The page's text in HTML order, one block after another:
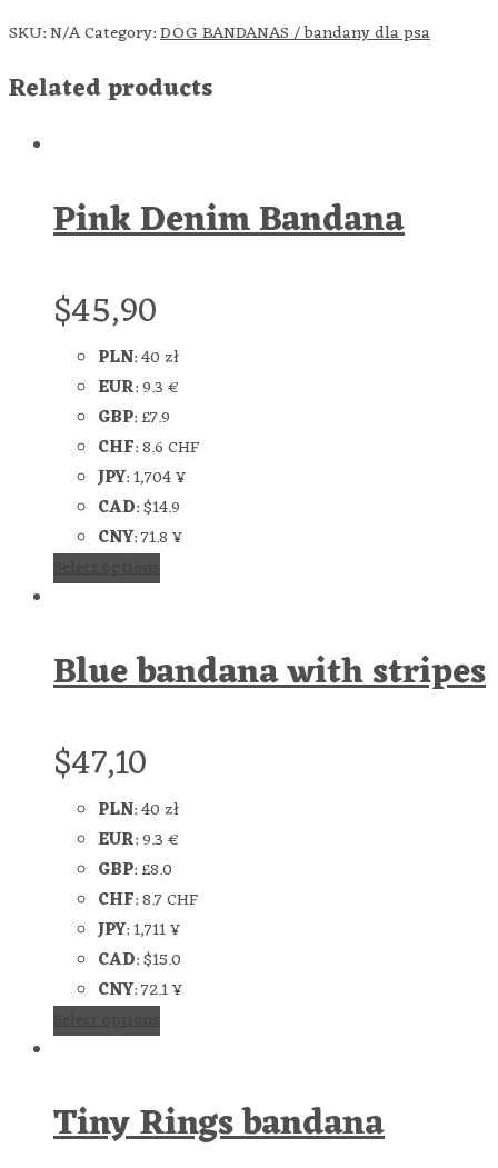
SKU:N/ACategory:DOG BANDANAS / bandany dla psa
Related products
Pink Denim Bandana
$45,90
PLN:40 zł
EUR:9.3 €
GBP:£7.9
CHF:8.6 CHF
JPY:1,704 ¥
CAD:$14.9
CNY:71.8 ¥
Blue bandana with stripes
$47,10
PLN:40 zł
EUR:9.3 €
GBP:£8.0
CHF:8.7 CHF
JPY:1,711 ¥
CAD:$15.0
CNY:72.1 ¥
Tiny Rings bandana